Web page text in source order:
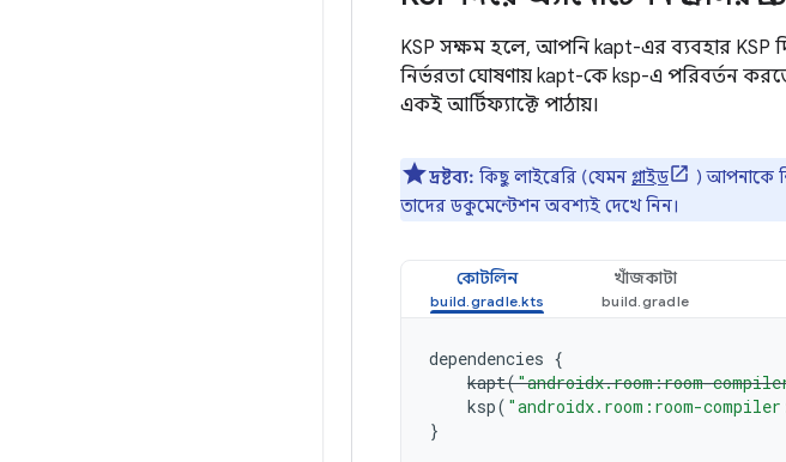
KSP সক্ষম হলে, আপনি kapt-এর ব্যবহার KSP
নির্ভরতা ঘোষণায় kapt-কে ksp-এ পরিবর্তন
একই আর্টিফ্যাক্টে পাঠায়।
দ্রষ্টব্য: কিছু লাইব্রেরি (যেমন গ্লাইড
) আপনাকে
তাদের ডকুমেন্টেশন অবশ্যই দেখে নিন।
কোটলিন খাঁজকাটা
dependencies {
kapt("androidx.room:room-
ksp( "androidx.room:room-
}